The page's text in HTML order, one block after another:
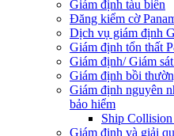
Giám định tàu biển
Đăng kiểm cờ
Dịch vụ giám định
Giám định tổn thất
Giám định/ Giám
Giám định bồi
Giám định nguyên
bảo hiểm
Ship
Giám định và giải